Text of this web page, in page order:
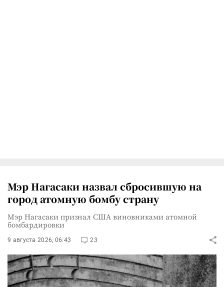
Мэр Нагасаки назвал сбросившую на
город атомную бомбу страну
Мэр Нагасаки признал США виновниками атомной
бомбардировки
9 августа 2026, 06:43 23